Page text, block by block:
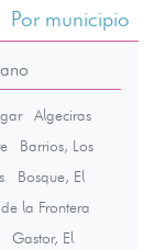
Por municipio
Algeciras
Barrios, Los
Bosque, El
la Frontera
Gastor, El